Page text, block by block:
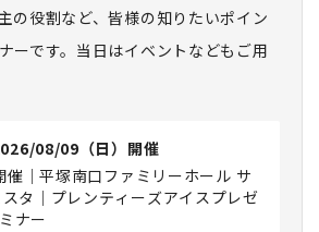
の役割など、皆様の知りたいポイン
ーです。当日はイベントなどもご用
08/09（日）開催
｜平塚南口ファミリーホール サ
タ｜プレンティーズアイスプレゼ
ナー